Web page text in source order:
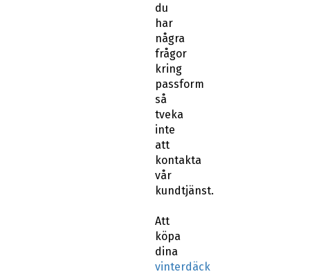
du
har
några
frågor
kring
passform
så
tveka
inte
att
kontakta
vår
kundtjänst.
Att
köpa
dina
vinterdäck